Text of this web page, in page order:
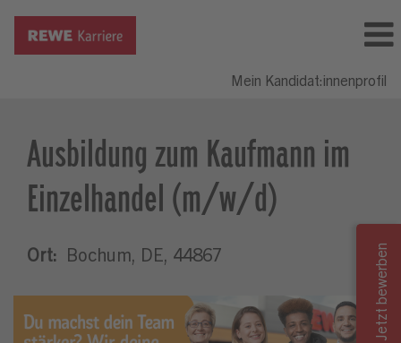
Mein Kandidat:innenprofil
Ausbildung zum Kaufmann im
Einzelhandel (m/w/d)
Ort: Bochum, DE, 44867